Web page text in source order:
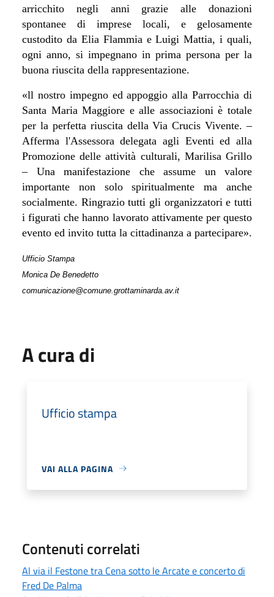
arricchito negli anni grazie alle donazioni
spontanee di imprese locali, e gelosamente
custodito da Elia Flammia e Luigi Mattia, i quali,
ogni anno, si impegnano in prima persona per la
buona riuscita della rappresentazione.
«ll nostro impegno ed appoggio alla Parrocchia di
Santa Maria Maggiore e alle associazioni è totale
per la perfetta riuscita della Via Crucis Vivente. –
Afferma l'Assessora delegata agli Eventi ed alla
Promozione delle attività culturali, Marilisa Grillo
– Una manifestazione che assume un valore
importante non solo spiritualmente ma anche
socialmente. Ringrazio tutti gli organizzatori e tutti
i figurati che hanno lavorato attivamente per questo
evento ed invito tutta la cittadinanza a partecipare».
Ufficio Stampa
Monica De Benedetto
comunicazione@comune.grottaminarda.av.it
A cura di
Ufficio stampa
VAI ALLA PAGINA
Contenuti correlati
Al via il Festone tra Cena sotto le Arcate e concerto di
Fred De Palma